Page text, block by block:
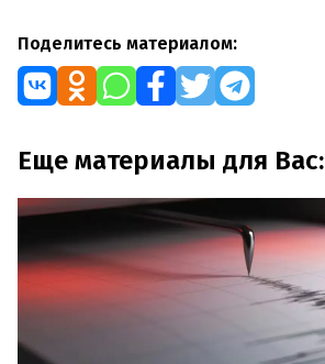
Поделитесь материалом:
Еще материалы для Вас: